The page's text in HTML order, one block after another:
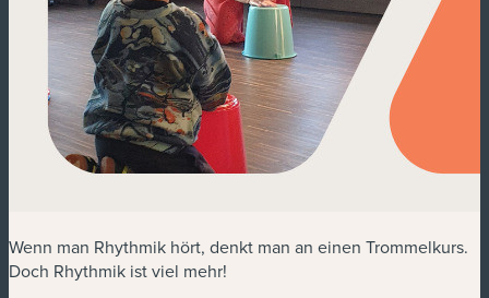
Wenn man Rhythmik hört, denkt man an einen Trommelkurs.
Doch Rhythmik ist viel mehr!